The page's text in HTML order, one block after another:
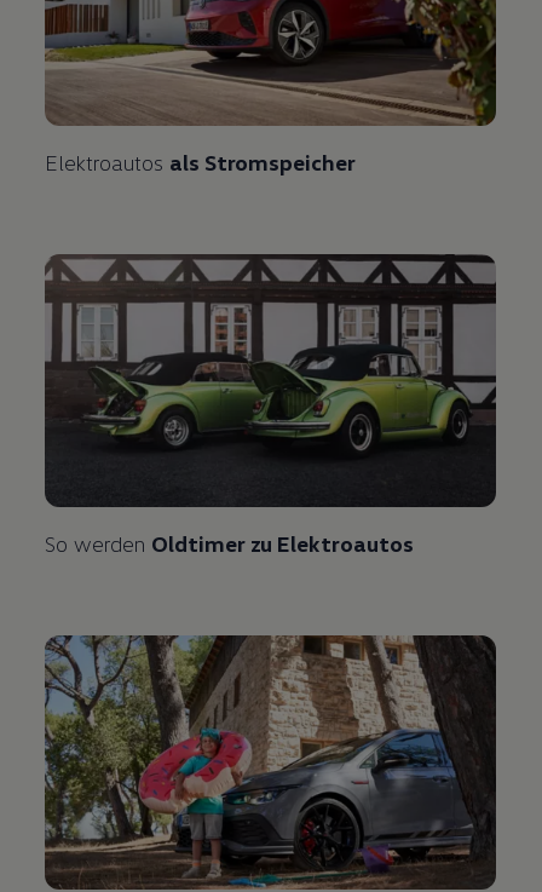
Elektroautos als Stromspeicher
So werden Oldtimer zu Elektroautos